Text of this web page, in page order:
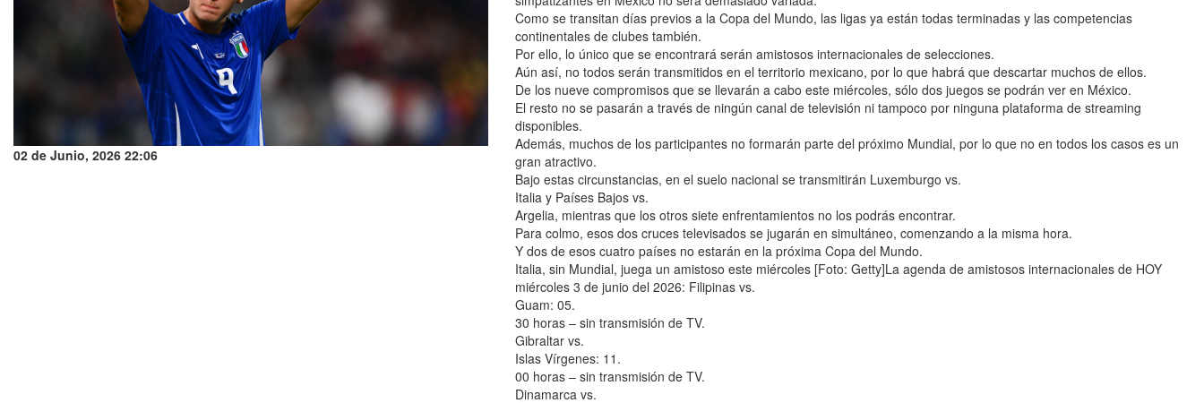
02 de Junio, 2026 22:06
Como se transitan días previos a la Copa del Mundo, las ligas ya están todas terminadas y las competencias
continentales de clubes también.
Por ello, lo único que se encontrará serán amistosos internacionales de selecciones.
Aún así, no todos serán transmitidos en el territorio mexicano, por lo que habrá que descartar muchos de ellos.
De los nueve compromisos que se llevarán a cabo este miércoles, sólo dos juegos se podrán ver en México.
El resto no se pasarán a través de ningún canal de televisión ni tampoco por ninguna plataforma de streaming
disponibles.
Además, muchos de los participantes no formarán parte del próximo Mundial, por lo que no en todos los casos es un
gran atractivo.
Bajo estas circunstancias, en el suelo nacional se transmitirán Luxemburgo vs.
Italia y Países Bajos vs.
Argelia, mientras que los otros siete enfrentamientos no los podrás encontrar.
Para colmo, esos dos cruces televisados se jugarán en simultáneo, comenzando a la misma hora.
Y dos de esos cuatro países no estarán en la próxima Copa del Mundo.
Italia, sin Mundial, juega un amistoso este miércoles [Foto: Getty]La agenda de amistosos internacionales de HOY
miércoles 3 de junio del 2026: Filipinas vs.
Guam: 05.
30 horas – sin transmisión de TV.
Gibraltar vs.
Islas Vírgenes: 11.
00 horas – sin transmisión de TV.
Dinamarca vs.